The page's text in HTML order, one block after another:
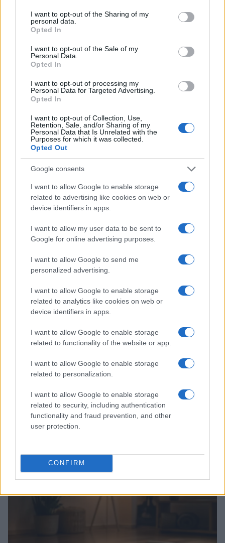
not limited to your visit or usage behaviour. You may click to
grant or deny consent to Google and its third-party tags to
use your data for below specified purposes in below Google
consent section.
I want to opt-out of the Sharing of my
personal data.
Opted In
I want to opt-out of the Sale of my
Personal Data.
Opted In
I want to opt-out of processing my
Personal Data for Targeted Advertising.
Opted In
I want to opt-out of Collection, Use,
Retention, Sale, and/or Sharing of my
Personal Data that Is Unrelated with the
Purposes for which it was collected.
Opted Out
Google consents
I want to allow Google to enable storage
related to advertising like cookies on web or
device identifiers in apps.
I want to allow my user data to be sent to
Google for online advertising purposes.
I want to allow Google to send me
personalized advertising.
I want to allow Google to enable storage
related to analytics like cookies on web or
device identifiers in apps.
I want to allow Google to enable storage
related to functionality of the website or app.
I want to allow Google to enable storage
related to personalization.
I want to allow Google to enable storage
related to security, including authentication
functionality and fraud prevention, and other
user protection.
CONFIRM
Metropolitana di Genova e Rai Liguria, mentre i
main sponsor includono
Lucchetti 1873 e Grand Hotel dei Castelli.
AUTORE
Camilla Fiore, da Verona, annotò la prima
review dopo aver testato un siero durante la
Fiera della Cosmesi: quell’articolo cambiò la
Propone rubriche con taglio rigoroso e porta
vecchi campionari.
PEOPLE NEWS